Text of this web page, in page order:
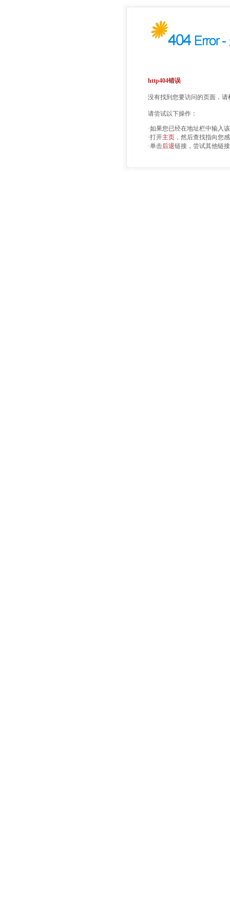
http404错误
没有找到您要访问的页面，
请尝试以下操作：
·如果您已经在地址栏中输入
·打开主页 ，然后查找指向您
·单击后退链接，尝试其他链